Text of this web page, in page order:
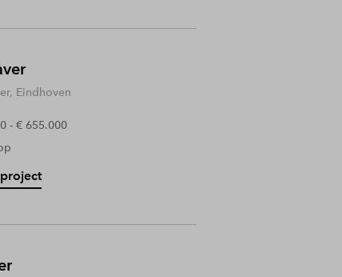
Eindhoven
- € 655.000